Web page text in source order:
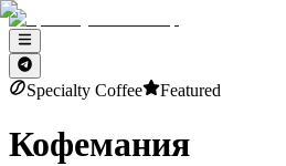
Specialty Coffee Featured
Кофемания